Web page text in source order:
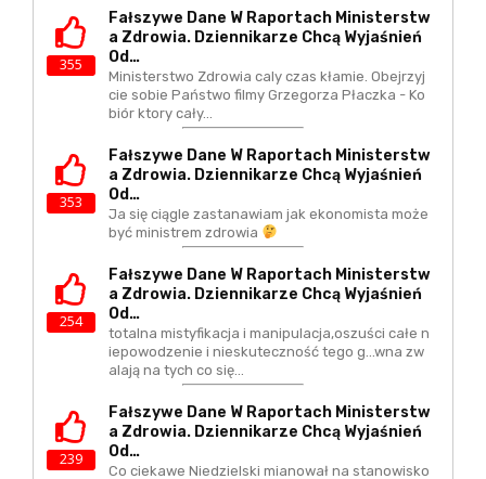
355
Fałszywe Dane W Raportach Ministerstw
A Zdrowia. Dziennikarze Chcą Wyjaśnień
Od…
Ministerstwo Zdrowia caly czas kłamie. Obejrzyj
cie sobie Państwo filmy Grzegorza Płaczka - Ko
biór ktory cały…
353
Fałszywe Dane W Raportach Ministerstw
A Zdrowia. Dziennikarze Chcą Wyjaśnień
Od…
Ja się ciągle zastanawiam jak ekonomista może
być ministrem zdrowia
254
Fałszywe Dane W Raportach Ministerstw
A Zdrowia. Dziennikarze Chcą Wyjaśnień
Od…
totalna mistyfikacja i manipulacja,oszuści całe n
iepowodzenie i nieskuteczność tego g...wna zw
alają na tych co się…
239
Fałszywe Dane W Raportach Ministerstw
A Zdrowia. Dziennikarze Chcą Wyjaśnień
Od…
Co ciekawe Niedzielski mianował na stanowisko